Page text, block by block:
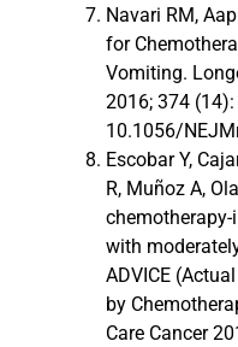
Navari RM,
for
Vomiting.
2016; 374
10.1056/
Escobar Y,
R, Muñoz A,
with
ADVICE
by
Care Cancer